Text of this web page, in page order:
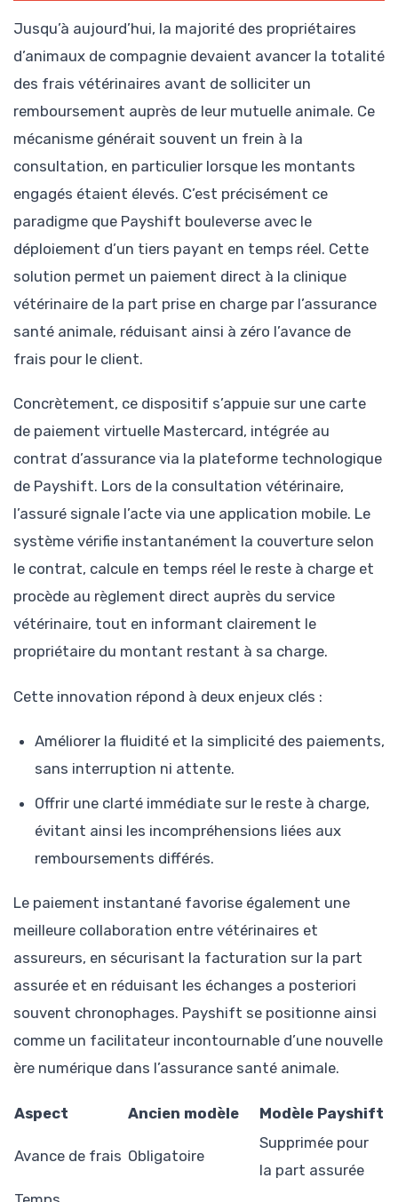
Jusqu’à aujourd’hui, la majorité des propriétaires
d’animaux de compagnie devaient avancer la totalité
des frais vétérinaires avant de solliciter un
remboursement auprès de leur mutuelle animale. Ce
mécanisme générait souvent un frein à la
consultation, en particulier lorsque les montants
engagés étaient élevés. C’est précisément ce
paradigme que Payshift bouleverse avec le
déploiement d’un tiers payant en temps réel. Cette
solution permet un paiement direct à la clinique
vétérinaire de la part prise en charge par l’assurance
santé animale, réduisant ainsi à zéro l’avance de
frais pour le client.
Concrètement, ce dispositif s’appuie sur une carte
de paiement virtuelle Mastercard, intégrée au
contrat d’assurance via la plateforme technologique
de Payshift. Lors de la consultation vétérinaire,
l’assuré signale l’acte via une application mobile. Le
système vérifie instantanément la couverture selon
le contrat, calcule en temps réel le reste à charge et
procède au règlement direct auprès du service
vétérinaire, tout en informant clairement le
propriétaire du montant restant à sa charge.
Cette innovation répond à deux enjeux clés :
Améliorer la fluidité et la simplicité des paiements,
sans interruption ni attente.
Offrir une clarté immédiate sur le reste à charge,
évitant ainsi les incompréhensions liées aux
remboursements différés.
Le paiement instantané favorise également une
meilleure collaboration entre vétérinaires et
assureurs, en sécurisant la facturation sur la part
assurée et en réduisant les échanges a posteriori
souvent chronophages. Payshift se positionne ainsi
comme un facilitateur incontournable d’une nouvelle
ère numérique dans l’assurance santé animale.
Aspect Ancien modèle Modèle Payshift
Avance de frais Obligatoire
Supprimée pour
la part assurée